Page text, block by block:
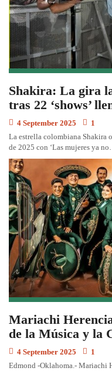
Shakira: La gira
tras 22 ‘shows’
4 September 2025
1
La estrella colombiana Shakira
de 2025 con ‘Las mujeres ya no…
Mariachi
de la Música y la
4 September 2025
1
Edmond -Oklahoma.- Mariachi